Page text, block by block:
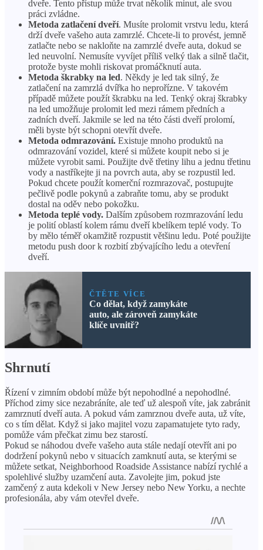
dveře. Tento přístup může trvat několik minut, ale svou
práci zvládne.
Metoda zatlačení dveří. Musíte prolomit vrstvu ledu, která
drží dveře vašeho auta zamrzlé. Chcete-li to provést, jemně
zatlačte nebo se nakloňte na zamrzlé dveře auta, dokud se
led neuvolní. Nemusíte vyvíjet příliš velký tlak a silně tlačit,
protože byste mohli riskovat promáčknutí auta.
Metoda škrabky na led. Někdy je led tak silný, že
zatlačení na zamrzlá dvířka ho neprořízne. V takovém
případě můžete použít škrabku na led. Tenký okraj škrabky
na led umožňuje prolomit led mezi rámem předních a
zadních dveří. Jakmile se led na této části dveří prolomí,
měli byste být schopni otevřít dveře.
Metoda odmrazování. Existuje mnoho produktů na
odmrazování vozidel, které si můžete koupit nebo si je
můžete vyrobit sami. Použijte dvě třetiny lihu a jednu třetinu
vody a nastříkejte ji na povrch auta, aby se rozpustil led.
Pokud chcete použít komerční rozmrazovač, postupujte
pečlivě podle pokynů a zabraňte tomu, aby se produkt
dostal na oděv nebo pokožku.
Metoda teplé vody. Dalším způsobem rozmrazování ledu
je polití oblastí kolem rámu dveří kbelíkem teplé vody. To
by mělo téměř okamžitě rozpustit většinu ledu. Poté použijte
metodu push door k rozbití zbývajícího ledu a otevření
dveří.
ČTĚTE VÍCE
Co dělat, když zamykáte
auto, ale zároveň zamykáte
klíče uvnitř?
Shrnutí
Řízení v zimním období může být nepohodlné a nepohodlné.
Příchod zimy sice nezabráníte, ale teď už alespoň víte, jak zabránit
zamrznutí dveří auta. A pokud vám zamrznou dveře auta, už víte,
co s tím dělat. Když si jako majitel vozu zapamatujete tyto rady,
pomůže vám přečkat zimu bez starostí.
Pokud se náhodou dveře vašeho auta stále nedají otevřít ani po
dodržení pokynů nebo v situacích zamknutí auta, se kterými se
můžete setkat, Neighborhood Roadside Assistance nabízí rychlé a
spolehlivé služby uzamčení auta. Zavolejte jim, pokud jste
zamčený z auta kdekoli v New Jersey nebo New Yorku, a nechte
profesionála, aby vám otevřel dveře.